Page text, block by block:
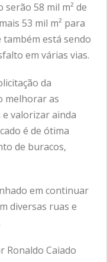
serão 58 mil m² de
53 mil m² para
também está sendo
em várias vias.
da
melhorar as
valorizar ainda
é de ótima
de buracos,
em continuar
diversas ruas e
Ronaldo Caiado